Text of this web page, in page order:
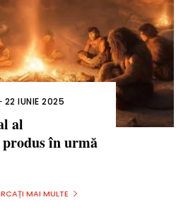
22 IUNIE 2025
al
în urmă
MAI MULTE